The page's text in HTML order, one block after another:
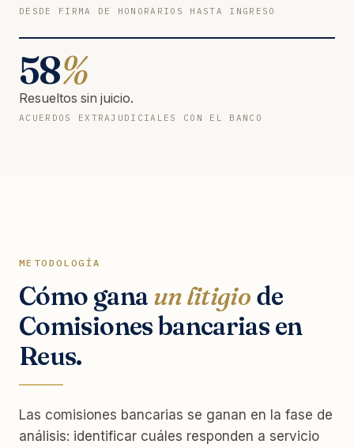
DESDE FIRMA DE HONORARIOS HASTA INGRESO
58%
Resueltos sin juicio.
ACUERDOS EXTRAJUDICIALES CON EL BANCO
METODOLOGÍA
Cómo gana un litigio de
Comisiones bancarias en
Reus.
Las comisiones bancarias se ganan en la fase de
análisis: identificar cuáles responden a servicio